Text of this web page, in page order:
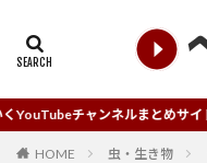
ネルまとめサイトです。
HOME 虫・生き物